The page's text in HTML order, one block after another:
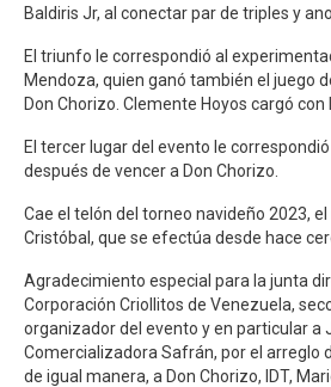
Baldiris Jr, al conectar par de triples y
El triunfo le correspondió al
Mendoza, quien ganó también el juego
Don Chorizo. Clemente Hoyos cargó con
El tercer lugar del evento le
después de vencer a Don Chorizo.
Cae el telón del torneo navideño 2023,
Cristóbal, que se efectúa desde hace
Agradecimiento especial para la junta
Corporación Criollitos de Venezuela,
organizador del evento y en particular a
Comercializadora Safrán, por el arreglo
de igual manera, a Don Chorizo, IDT,